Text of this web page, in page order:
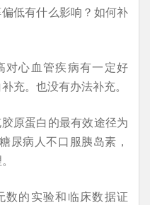
低有什么影响？如何补
对心血管疾病有一定好
充。也没有办法补充。
原蛋白的最有效途径为
尿病人不口服胰岛素，
数的实验和临床数据证